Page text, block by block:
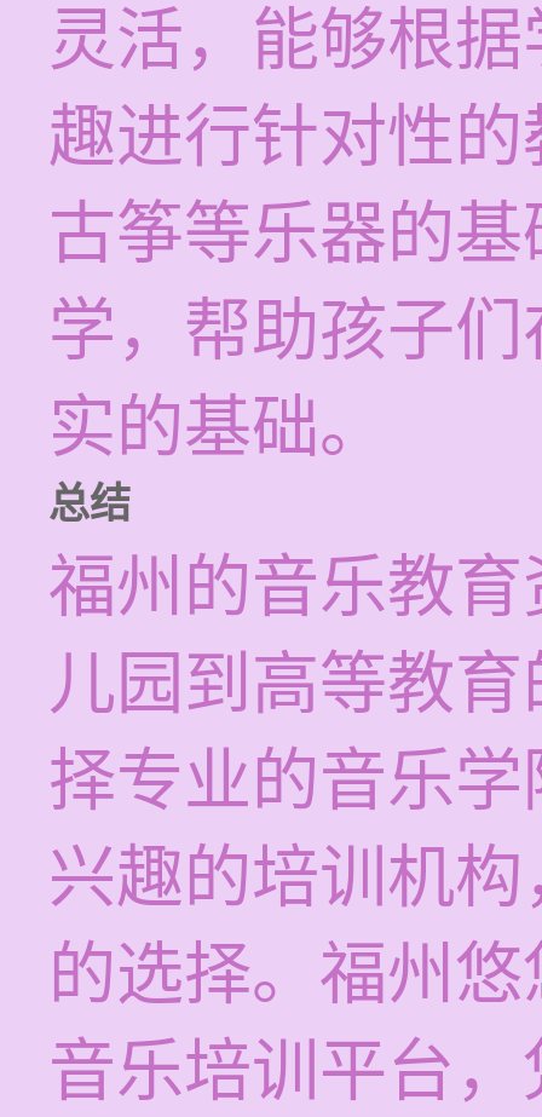
灵活，能够根
趣进行针对性
古筝等乐器的
学，帮助孩子
实的基础。
总结
福州的音乐教
儿园到高等教
择专业的音乐
兴趣的培训机
的选择。福州
音乐培训平台